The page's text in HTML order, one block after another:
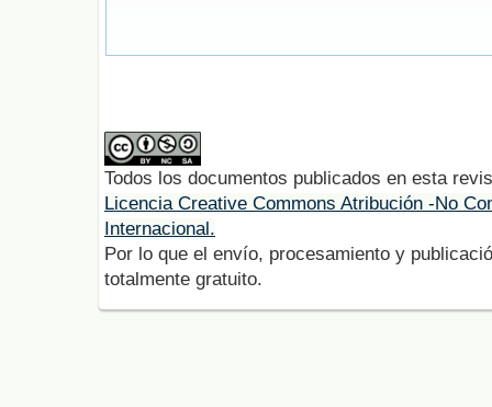
Todos los documentos publicados en esta
Licencia Creative Commons Atribución -No
Internacional.
Por lo que el envío, procesamiento y
totalmente gratuito.